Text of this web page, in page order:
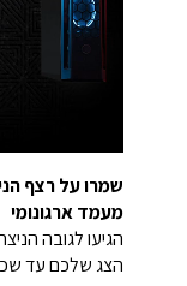
שמרו על רצף
מעמד ארגונומי
הגיעו לגובה
הצג שלכם עד